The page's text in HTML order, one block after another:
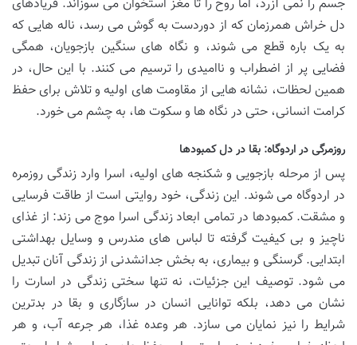
جسم را نمی آزرد، اما روح را تا مغز استخوان می سوزاند. فریادهای
دل خراش همرزمان که از دوردست به گوش می رسد، ناله هایی که
به یک باره قطع می شوند، و نگاه های سنگین بازجویان، همگی
فضایی پر از اضطراب و ناامیدی را ترسیم می کنند. با این حال، در
همین لحظات، نشانه هایی از مقاومت های اولیه و تلاش برای حفظ
کرامت انسانی، حتی در نگاه ها و سکوت ها، به چشم می خورد.
روزمرگی در اردوگاه: بقا در دل کمبودها
پس از مرحله بازجویی و شکنجه های اولیه، اسرا وارد زندگی روزمره
در اردوگاه می شوند. این زندگی، خود روایتی است از طاقت فرسایی
و مشقت. کمبودها در تمامی ابعاد زندگی اسرا موج می زند: از غذای
ناچیز و بی کیفیت گرفته تا لباس های مندرس و وسایل بهداشتی
ابتدایی. گرسنگی و بیماری، به بخش جدانشدنی از زندگی آنان تبدیل
می شود. توصیف این جزئیات، نه تنها سختی زندگی در اسارت را
نشان می دهد، بلکه توانایی انسان در سازگاری و بقا در بدترین
شرایط را نیز نمایان می سازد. هر وعده غذا، هر جرعه آب، و هر